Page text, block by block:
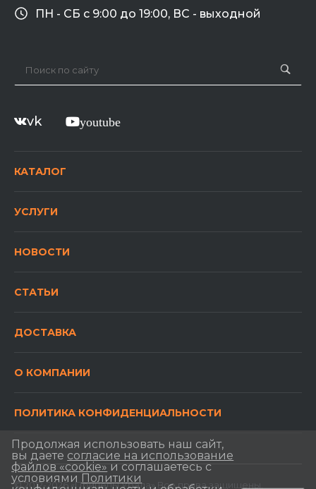
ПН - СБ с 9:00 до 19:00, ВС - выходной
vk youtube
КАТАЛОГ
УСЛУГИ
НОВОСТИ
СТАТЬИ
ДОСТАВКА
О КОМПАНИИ
ПОЛИТИКА КОНФИДЕНЦИАЛЬНОСТИ
© 2012-2026 «Прицепы Урала» Все права защищены.
Продолжая использовать наш сайт,
вы даете согласие на использование
файлов «cookie» и соглашаетесь с
условиями Политики